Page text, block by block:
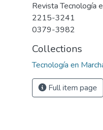
Revista Tecnología
2215-3241
0379-3982
Collections
Tecnología en
Full item page